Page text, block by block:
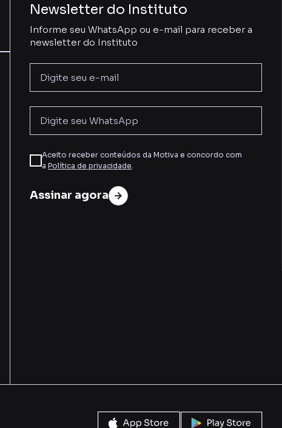
Newsletter do Instituto
Informe seu WhatsApp ou e-mail para receber a
newsletter do Instituto
Aceito receber conteúdos da Motiva e concordo com
a Política de privacidade
Assinar agora